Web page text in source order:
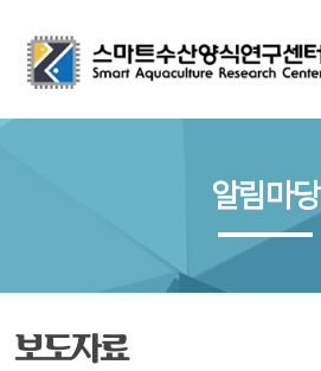
알림마당
보도자료